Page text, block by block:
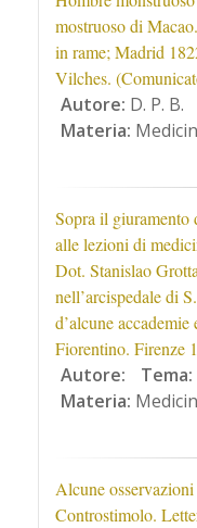
mostruoso di
in rame; Madrid
Vilches.
Autore: D. P. B.
Materia:
Sopra il giuramento
alle lezioni di
Dot. Stanislao
nell’arcispedale di
d’alcune
Fiorentino. Firenze
Autore: Tema:
Materia:
Alcune
Controstimolo.